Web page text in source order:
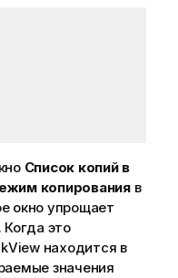
Список копий в
копированияв
окно упрощает
это
находится в
значения